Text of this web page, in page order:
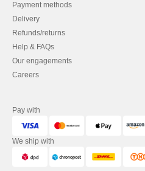
Payment methods
Delivery
Refunds/returns
Help & FAQs
Our engagements
Careers
Pay with
We ship with